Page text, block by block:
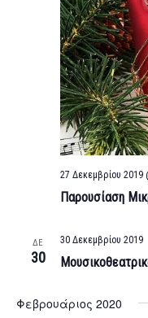
Παρουσίαση
27 Δεκεμβρίου 2019
ΔΕ
30
30 Δεκεμβρίου 2019
Φεβρουάριος 2020